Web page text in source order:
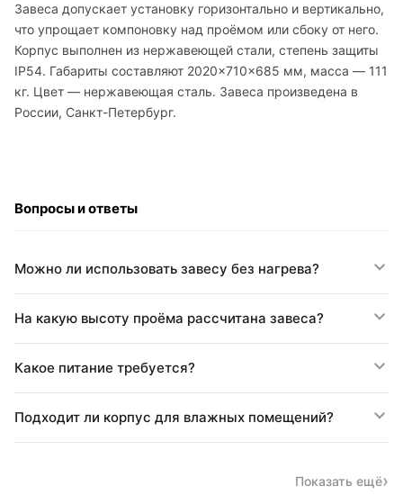
Завеса допускает установку горизонтально и вертикально,
что упрощает компоновку над проёмом или сбоку от него.
Корпус выполнен из нержавеющей стали, степень защиты
IP54. Габариты составляют 2020×710×685 мм, масса — 111
кг. Цвет — нержавеющая сталь. Завеса произведена в
России, Санкт-Петербург.
Вопросы и ответы
Можно ли использовать завесу без нагрева?
На какую высоту проёма рассчитана завеса?
Какое питание требуется?
Подходит ли корпус для влажных помещений?
Показать ещё